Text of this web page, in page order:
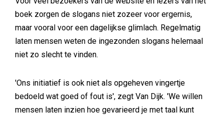
boek zorgen de slogans niet zozeer voor ergernis,
maar vooral voor een dagelijkse glimlach. Regelmatig
laten mensen weten de ingezonden slogans helemaal
niet zo slecht te vinden.
'Ons initiatief is ook niet als opgeheven vingertje
bedoeld wat goed of fout is', zegt Van Dijk. 'We willen
mensen laten inzien hoe gevarieerd je met taal kunt